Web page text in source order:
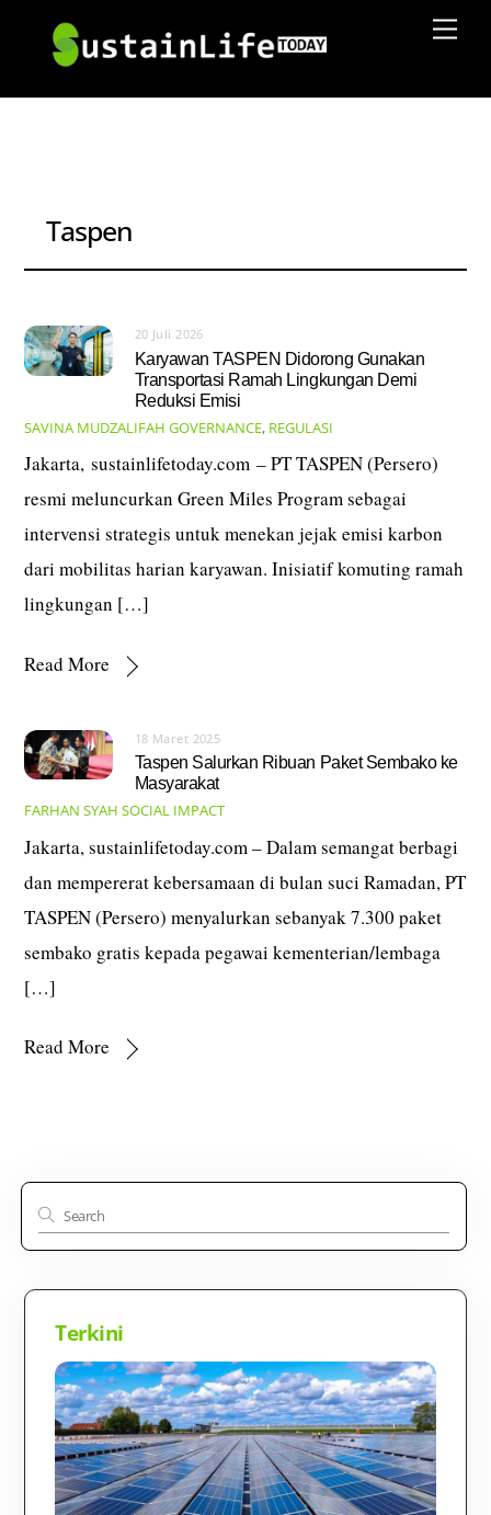
content
Taspen
20 Juli 2026
Karyawan TASPEN Didorong Gunakan
Transportasi Ramah Lingkungan Demi
Reduksi Emisi
SAVINA MUDZALIFAH GOVERNANCE, REGULASI
Jakarta, sustainlifetoday.com – PT TASPEN (Persero)
resmi meluncurkan Green Miles Program sebagai
intervensi strategis untuk menekan jejak emisi karbon
dari mobilitas harian karyawan. Inisiatif komuting ramah
lingkungan […]
Read More
18 Maret 2025
Taspen Salurkan Ribuan Paket Sembako ke
Masyarakat
FARHAN SYAH SOCIAL IMPACT
Jakarta, sustainlifetoday.com – Dalam semangat berbagi
dan mempererat kebersamaan di bulan suci Ramadan, PT
TASPEN (Persero) menyalurkan sebanyak 7.300 paket
sembako gratis kepada pegawai kementerian/lembaga
[…]
Read More
Terkini